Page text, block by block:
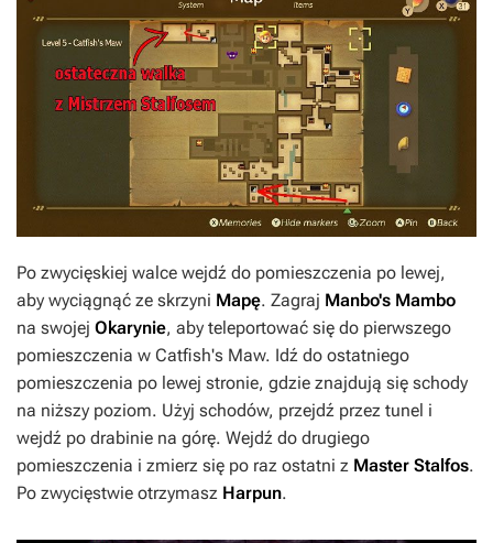
Po zwycięskiej walce wejdź do pomieszczenia po lewej,
aby wyciągnąć ze skrzyni Mapę. Zagraj Manbo's Mambo
na swojej Okarynie, aby teleportować się do pierwszego
pomieszczenia w Catfish's Maw. Idź do ostatniego
pomieszczenia po lewej stronie, gdzie znajdują się schody
na niższy poziom. Użyj schodów, przejdź przez tunel i
wejdź po drabinie na górę. Wejdź do drugiego
pomieszczenia i zmierz się po raz ostatni z Master Stalfos.
Po zwycięstwie otrzymasz Harpun.